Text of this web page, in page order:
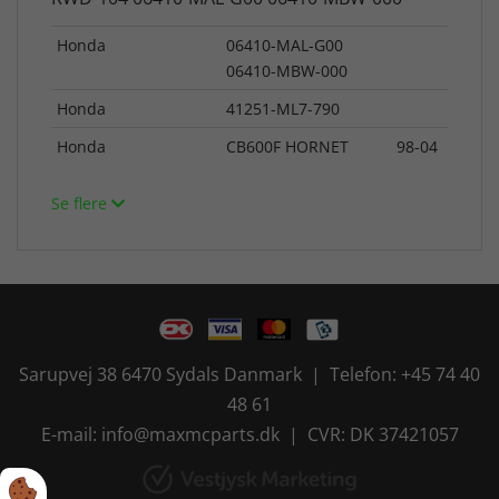
Honda
06410-MAL-G00
06410-MBW-000
Honda
41251-ML7-790
Honda
CB600F HORNET 98-04
Se flere
Sarupvej 38 6470 Sydals Danmark | Telefon: +45 74 40
48 61
E-mail: info@maxmcparts.dk | CVR: DK 37421057